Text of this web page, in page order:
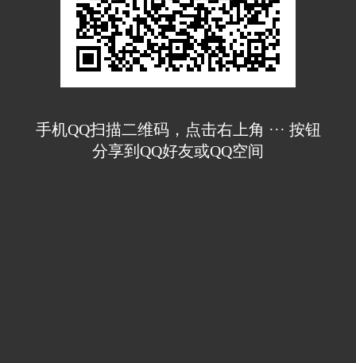
手机QQ扫描二维码，点击右上角 ··· 按钮
分享到QQ好友或QQ空间